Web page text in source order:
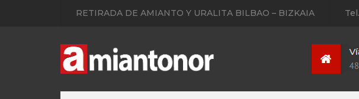
RETIRADA DE AMIANTO Y URALITA BILBAO – BIZKAIA